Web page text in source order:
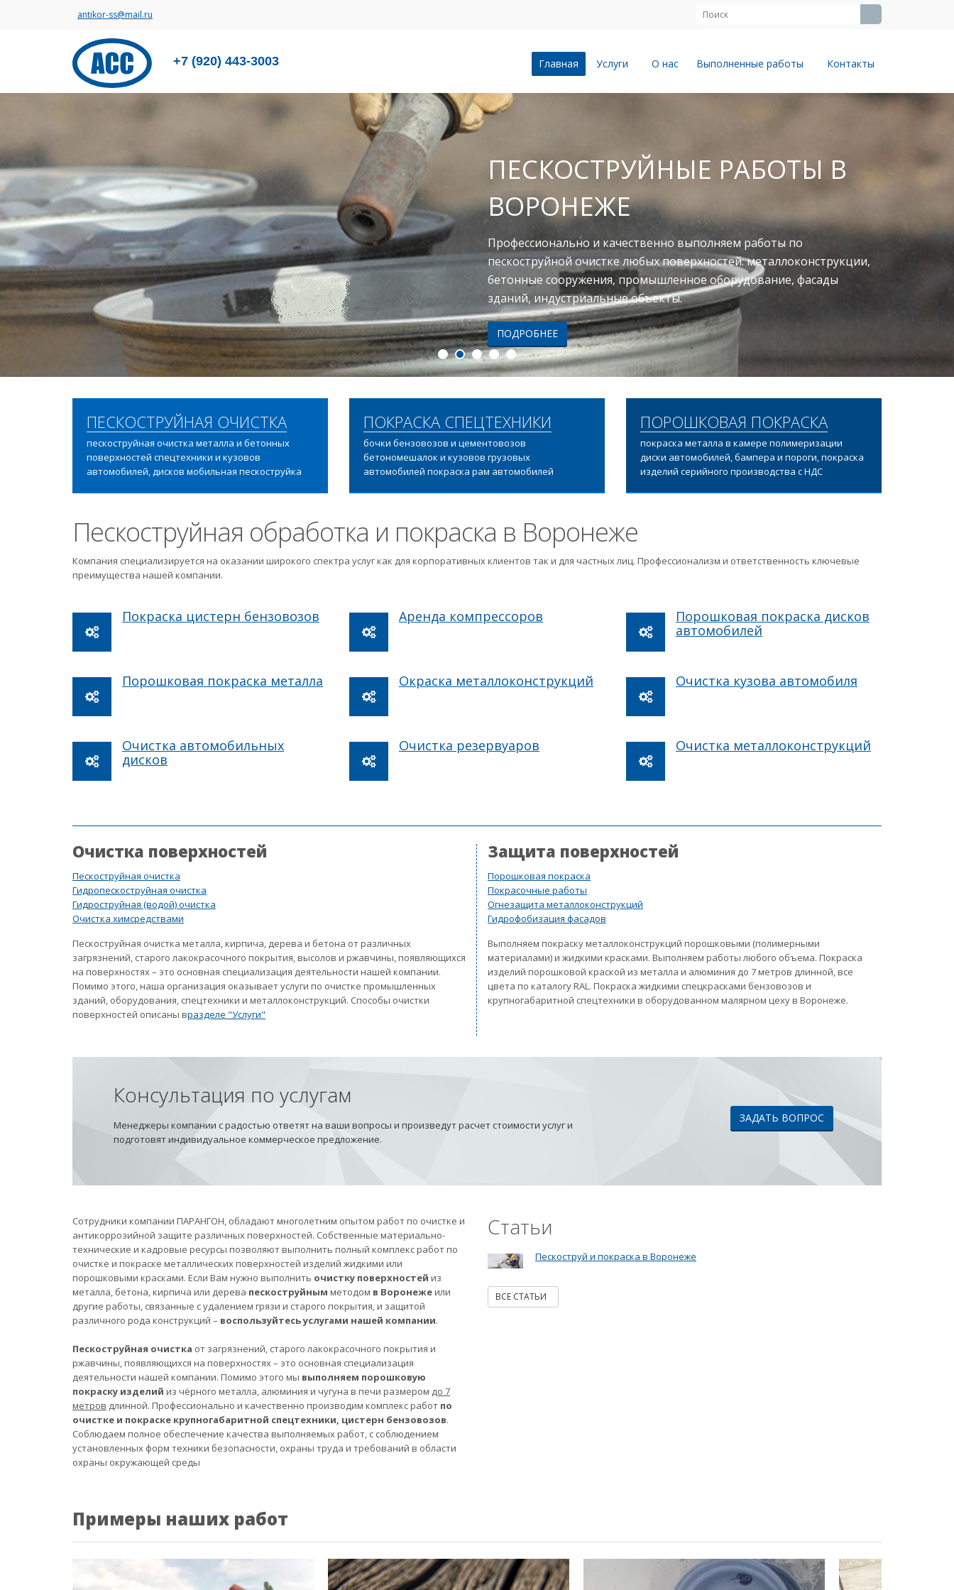
antikor-ss@mail.ru
+7 (920) 443-3003 Главная Услуги О нас Выполненные работы Контакты
ПЕСКОСТРУЙНЫЕ РАБОТЫ В
ВОРОНЕЖЕ
Профессионально и качественно выполняем работы по
пескоструйной очистке любых поверхностей: металлоконструкции,
бетонные сооружения, промышленное оборудование, фасады
зданий, индустриальные объекты.
ПОДРОБНЕЕ
ПЕСКОСТРУЙНАЯ ОЧИСТКА
пескоструйная очистка металла и бетонных
поверхностей спецтехники и кузовов
автомобилей, дисков мобильная пескоструйка
ПОКРАСКА СПЕЦТЕХНИКИ
бочки бензовозов и цементовозов
бетономешалок и кузовов грузовых
автомобилей покраска рам автомобилей
ПОРОШКОВАЯ ПОКРАСКА
покраска металла в камере полимеризации
диски автомобилей, бампера и пороги, покраска
изделий серийного производства с НДС
Пескоструйная обработка и покраска в Воронеже
Компания специализируется на оказании широкого спектра услуг как для корпоративных клиентов так и для частных лиц. Профессионализм и ответственность ключевые
преимущества нашей компании.
Покраска цистерн бензовозов Аренда компрессоров
Порошковая покраска дисков
автомобилей
Порошковая покраска металла Окраска металлоконструкций Очистка кузова автомобиля
Очистка автомобильных
дисков
Очистка резервуаров Очистка металлоконструкций
Очистка поверхностей
Пескоструйная очистка
Гидропескоструйная очистка
Гидроструйная (водой) очистка
Очистка химсредствами
Пескоструйная очистка металла, кирпича, дерева и бетона от различных
загрязнений, старого лакокрасочного покрытия, высолов и ржавчины, появляющихся
на поверхностях – это основная специализация деятельности нашей компании.
Помимо этого, наша организация оказывает услуги по очистке промышленных
зданий, оборудования, спецтехники и металлоконструкций. Способы очистки
поверхностей описаны вразделе "Услуги"
Защита поверхностей
Порошковая покраска
Покрасочные работы
Огнезащита металлоконструкций
Гидрофобизация фасадов
Выполняем покраску металлоконструкций порошковыми (полимерными
материалами) и жидкими красками. Выполняем работы любого объема. Покраска
изделий порошковой краской из металла и алюминия до 7 метров длинной, все
цвета по каталогу RAL. Покраска жидкими спецкрасками бензовозов и
крупногабаритной спецтехники в оборудованном малярном цеху в Воронеже.
Консультация по услугам
Менеджеры компании с радостью ответят на ваши вопросы и произведут расчет стоимости услуг и
подготовят индивидуальное коммерческое предложение.
ЗАДАТЬ ВОПРОС
Сотрудники компании ПАРАНГОН, обладают многолетним опытом работ по очистке и
антикоррозийной защите различных поверхностей. Собственные материально-
технические и кадровые ресурсы позволяют выполнить полный комплекс работ по
очистке и покраске металлических поверхностей изделий жидкими или
порошковыми красками. Если Вам нужно выполнить очистку поверхностей из
металла, бетона, кирпича или дерева пескоструйным методом в Воронежеили
другие работы, связанные с удалением грязи и старого покрытия, и защитой
различного рода конструкций – воспользуйтесь услугами нашей компании.
Пескоструйная очистка от загрязнений, старого лакокрасочного покрытия и
ржавчины, появляющихся на поверхностях – это основная специализация
деятельности нашей компании. Помимо этого мы выполняем порошковую
покраску изделий из чёрного металла, алюминия и чугуна в печи размером до 7
метров длинной. Профессионально и качественно производим комплекс работ по
очистке и покраске крупногабаритной спецтехники, цистерн бензовозов.
Соблюдаем полное обеспечение качества выполняемых работ, с соблюдением
установленных форм техники безопасности, охраны труда и требований в области
охраны окружающей среды
Статьи
Пескоструй и покраска в Воронеже
ВСЕ СТАТЬИ
Примеры наших работ